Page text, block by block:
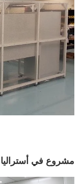
مشروع في أستراليا